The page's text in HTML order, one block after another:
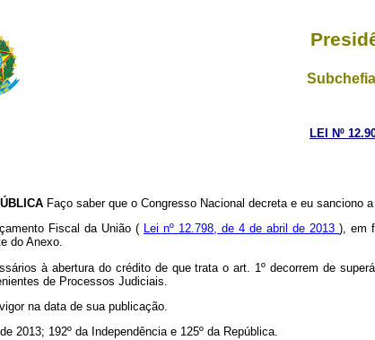
LEI Nº
Faço saber que o Congresso Nacional decreta e eu sanciono
Fiscal da União ( Lei nº 12.798, de 4 de abril de 2013), em
do Anexo.
à abertura do crédito de que trata o art. 1º decorrem de
de Processos Judiciais.
na data de sua publicação.
2013; 192º da Independência e 125º da República.